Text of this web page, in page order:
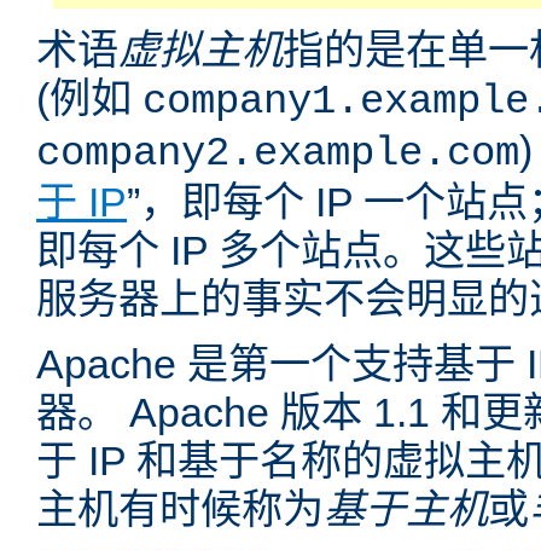
术语虚拟主机指的是在单
(例如
company2.example.com)
于 IP”，即每个 IP 一个站点
即每个 IP 多个站点。这些
服务器上的事实不会明显
Apache 是第一个支持基于
器。 Apache 版本 1.1 和
于 IP 和基于名称的虚拟主
主机有时候称为基于主机或